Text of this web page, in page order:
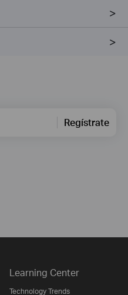
Regístrate
Learning Center
Technology Trends